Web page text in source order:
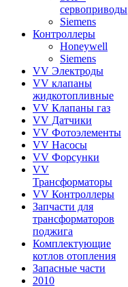
сервоприводы
Siemens
Контроллеры
Honeywell
Siemens
VV Электроды
VV клапаны
жидкотопливные
VV Клапаны газ
VV Датчики
VV Фотоэлементы
VV Насосы
VV Форсунки
VV
Трансформаторы
VV Контроллеры
Запчасти для
трансформаторов
поджига
Комплектующие
котлов отопления
Запасные части
2010